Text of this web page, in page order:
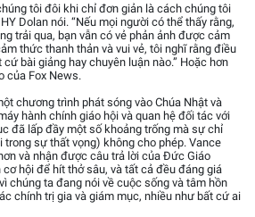
tôi đôi khi chỉ đơn giản là cách chúng tôi
Dolan nói. “Nếu mọi người có thể thấy rằng,
trải qua, bạn vẫn có vẻ phản ảnh được cảm
thức thanh thản và vui vẻ, tôi nghĩ rằng điều
bài giảng hay chuyên luận nào.” Hoặc hơn
của Fox News.
chương trình phát sóng vào Chúa Nhật và
hành chính giáo hội và quan hệ đối tác với
đã lấp đầy một số khoảng trống mà sự chỉ
trong sự thất vọng) không cho phép. Vance
và nhận được câu trả lời của Đức Giáo
hội để hít thở sâu, và tất cả đều đáng giá
chúng ta đang nói về cuộc sống và tâm hồn
chính trị gia và giám mục, nhiều như bất cứ ai